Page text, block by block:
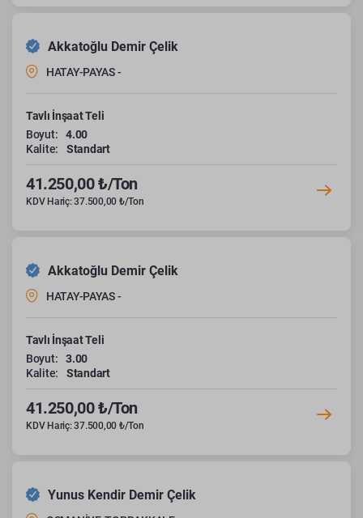
Akkatoğlu Demir Çelik
HATAY-PAYAS -
Tavlı İnşaat Teli
Boyut:
4.00
Kalite:
Standart
41.250,00 ₺/Ton
KDV Hariç: 37.500,00 ₺/Ton
Akkatoğlu Demir Çelik
HATAY-PAYAS -
Tavlı İnşaat Teli
Boyut:
3.00
Kalite:
Standart
41.250,00 ₺/Ton
KDV Hariç: 37.500,00 ₺/Ton
Yunus Kendir Demir Çelik